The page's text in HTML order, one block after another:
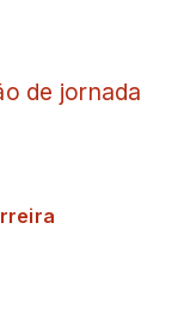
de jornada